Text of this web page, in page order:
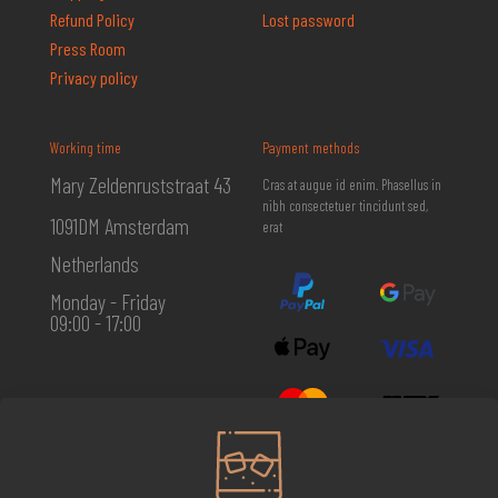
Refund Policy
Press Room
Privacy policy
Lost password
Working time
Mary Zeldenruststraat 43
1091DM Amsterdam
Netherlands
Monday - Friday
09:00 - 17:00
Payment methods
Cras at augue id enim. Phasellus in
nibh consectetuer tincidunt sed,
erat